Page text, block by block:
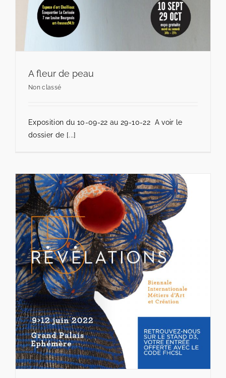
A fleur de peau
Non classé
Exposition du 10-09-22 au 29-10-22 A voir le
dossier de [...]